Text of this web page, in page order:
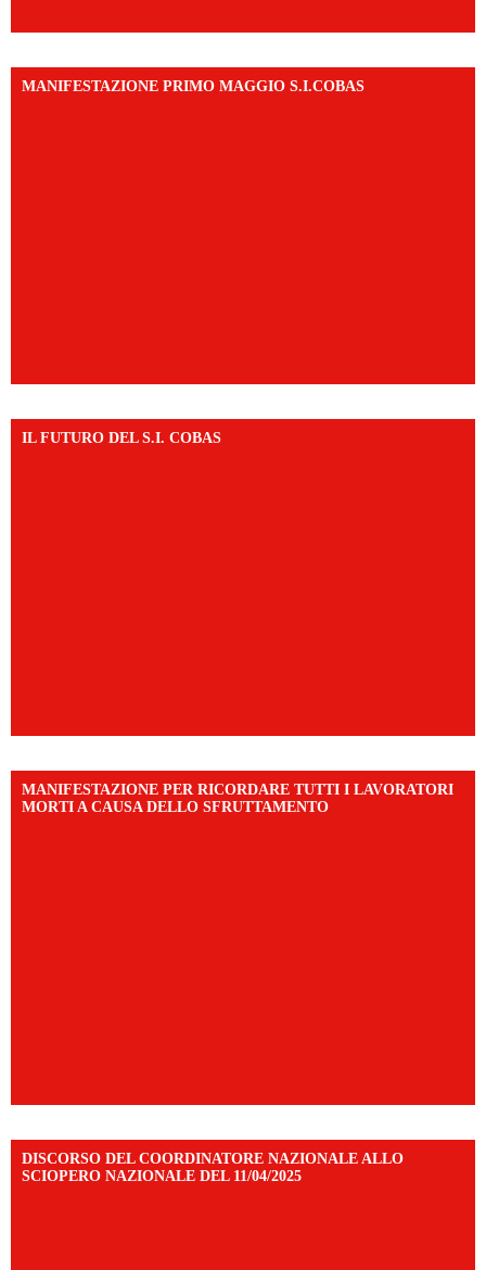
MANIFESTAZIONE PRIMO MAGGIO S.I.COBAS
IL FUTURO DEL S.I. COBAS
MANIFESTAZIONE PER RICORDARE TUTTI I LAVORATORI
MORTI A CAUSA DELLO SFRUTTAMENTO
DISCORSO DEL COORDINATORE NAZIONALE ALLO
SCIOPERO NAZIONALE DEL 11/04/2025